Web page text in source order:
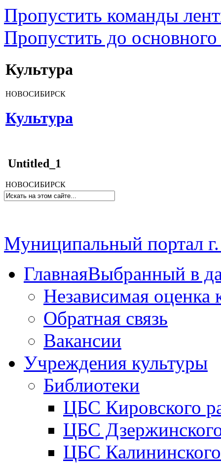
Пропустить команды
Пропустить до основного
Культура
НОВОСИБИРСК
Культура
Untitled_1
НОВОСИБИРСК
Муниципальный портал
ГлавнаяВыбранный в
Независимая оценка
Обратная связь
Вакансии
Учреждения культуры
Библиотеки
ЦБС Кировского
ЦБС
ЦБС